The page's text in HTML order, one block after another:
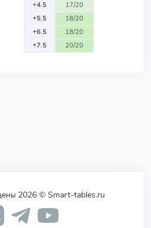
+4.5
17/20
+5.5
18/20
+6.5
18/20
+7.5
20/20
2026 © Smart-tables.ru